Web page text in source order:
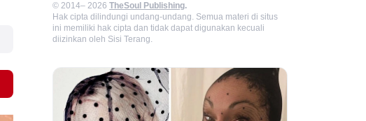
© 2014– 2026 TheSoul Publishing.
Hak cipta dilindungi undang-undang. Semua materi di situs
ini memiliki hak cipta dan tidak dapat digunakan kecuali
diizinkan oleh Sisi Terang.